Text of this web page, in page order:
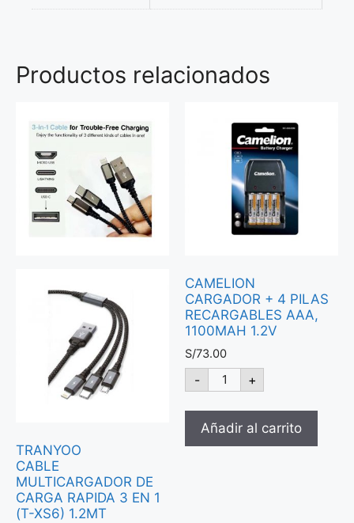
Productos relacionados
TRANYOO
CABLE
MULTICARGADOR DE
CARGA RAPIDA 3 EN 1
(T-XS6) 1.2MT
CAMELION
CARGADOR + 4 PILAS
RECARGABLES AAA,
1100MAH 1.2V
S/73.00
- +
Añadir al carrito